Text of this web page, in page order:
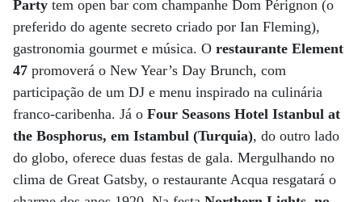
Party tem open bar com champanhe Dom Pérignon (o
preferido do agente secreto criado por Ian Fleming),
gastronomia gourmet e música. O restaurante Element
47 promoverá o New Year’s Day Brunch, com
participação de um DJ e menu inspirado na culinária
franco-caribenha. Já o Four Seasons Hotel Istanbul at
the Bosphorus, em Istambul (Turquia), do outro lado
do globo, oferece duas festas de gala. Mergulhando no
clima de Great Gatsby, o restaurante Acqua resgatará o